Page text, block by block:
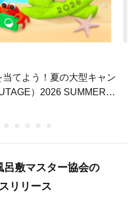
てよう！夏の大型キャン
）2026 SUMMER」
敷マスター協会の
リリース